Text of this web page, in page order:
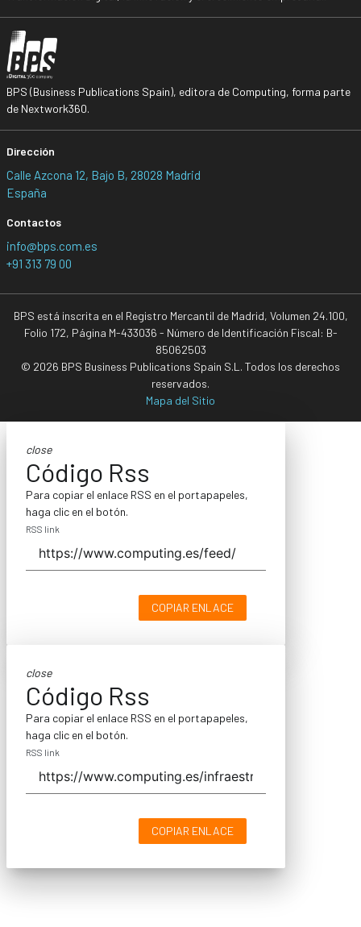
BPS (Business Publications Spain), editora de Computing, forma parte
de Nextwork360.
Dirección
Calle Azcona 12, Bajo B, 28028 Madrid
España
Contactos
info@bps.com.es
+91 313 79 00
BPS está inscrita en el Registro Mercantil de Madrid, Volumen 24.100,
Folio 172, Página M-433036 - Número de Identificación Fiscal: B-
85062503
© 2026 BPS Business Publications Spain S.L. Todos los derechos
reservados.
Mapa del Sitio
close
Código Rss
Para copiar el enlace RSS en el portapapeles,
haga clic en el botón.
RSS link
COPIAR ENLACE
close
Código Rss
Para copiar el enlace RSS en el portapapeles,
haga clic en el botón.
RSS link
COPIAR ENLACE